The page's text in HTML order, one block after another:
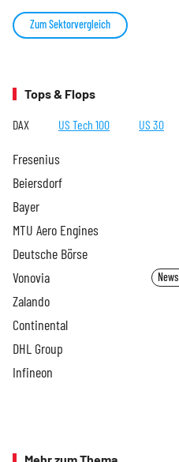
Zum Sektorvergleich
Tops & Flops
DAX US Tech 100 US 30
Fresenius
Beiersdorf
Bayer
MTU Aero Engines
Deutsche Börse
Vonovia News
Zalando
Continental
DHL Group
Infineon